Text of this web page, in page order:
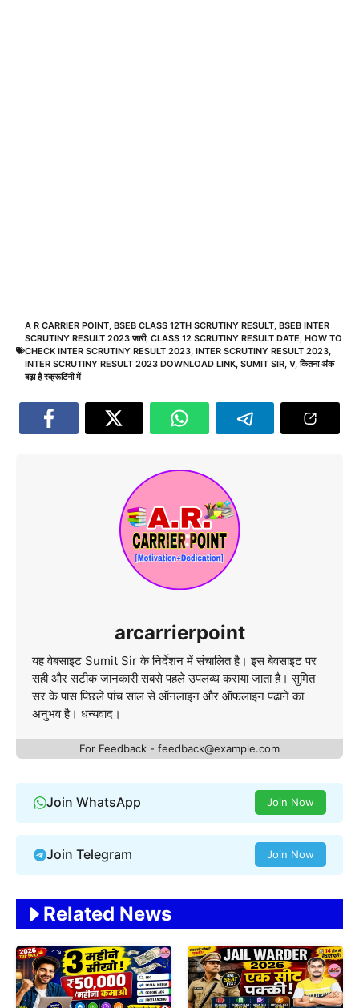
A R CARRIER POINT, BSEB CLASS 12TH SCRUTINY RESULT, BSEB INTER
SCRUTINY RESULT 2023 जारी, CLASS 12 SCRUTINY RESULT DATE, HOW TO
CHECK INTER SCRUTINY RESULT 2023, INTER SCRUTINY RESULT 2023,
INTER SCRUTINY RESULT 2023 DOWNLOAD LINK, SUMIT SIR, V,कितना अंक
बढ़ा है स्क्रूटिनी में
arcarrierpoint
यह वेबसाइट Sumit Sir के निर्देशन में संचालित है। इस बेवसाइट पर
सही और सटीक जानकारी सबसे पहले उपलब्ध कराया जाता है। सुमित
सर के पास पिछले पांच साल से ऑनलाइन और ऑफलाइन पढाने का
अनुभव है। धन्यवाद।
For Feedback - feedback@example.com
Join WhatsApp Join Now
Join Telegram Join Now
Related News